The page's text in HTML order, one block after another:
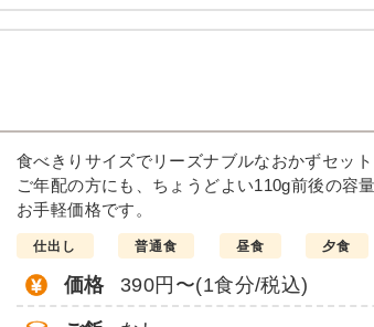
ー例
豆腐ハンバ
カニ風味サラダ
大根と椎茸の煮物
竹輪と野菜の胡麻よごし
食べきりサイズでリーズナブルなおかずセッ
ご年配の方にも、ちょうどよい110g前後の容
お手軽価格です。
仕出し 普通食 昼食 夕食
価格 390円〜(1食分/税込)